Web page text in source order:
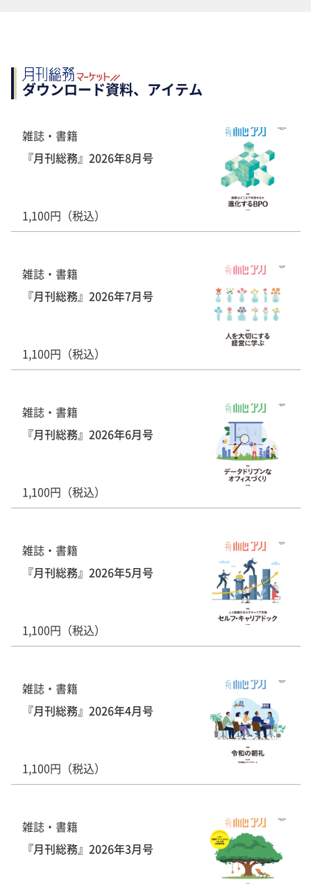
ダウンロード資料、アイテム
雑誌・書籍
『月刊総務』2026年8月号
1,100円（税込）
雑誌・書籍
『月刊総務』2026年7月号
1,100円（税込）
雑誌・書籍
『月刊総務』2026年6月号
1,100円（税込）
雑誌・書籍
『月刊総務』2026年5月号
1,100円（税込）
雑誌・書籍
『月刊総務』2026年4月号
1,100円（税込）
雑誌・書籍
『月刊総務』2026年3月号